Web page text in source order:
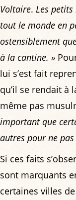
Voltaire. Les
tout le monde en
ostensiblement
à la cantine. »
lui s’est fait
qu’il se rendait à
même pas
important que
autres pour ne
Si ces faits
sont marquants
certaines villes